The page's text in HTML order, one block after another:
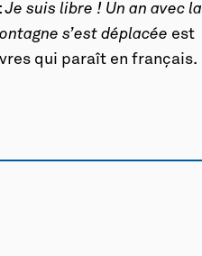
Je suis libre ! Un an avec la
s’est déplacée est
qui paraît en français.